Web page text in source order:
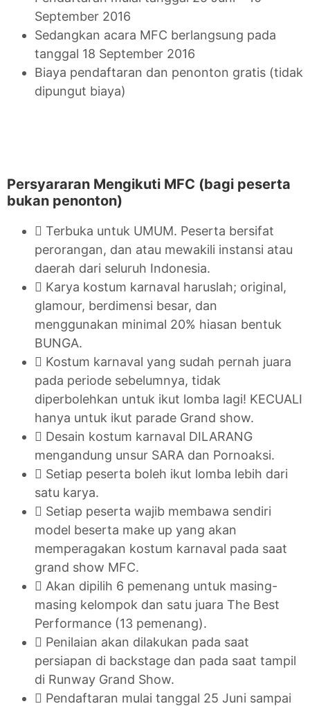
September 2016
Sedangkan acara MFC berlangsung pada
tanggal 18 September 2016
Biaya pendaftaran dan penonton gratis (tidak
dipungut biaya)
Persyararan Mengikuti MFC (bagi peserta
bukan penonton)
 Terbuka untuk UMUM. Peserta bersifat
perorangan, dan atau mewakili instansi atau
daerah dari seluruh Indonesia.
 Karya kostum karnaval haruslah; original,
glamour, berdimensi besar, dan
menggunakan minimal 20% hiasan bentuk
BUNGA.
 Kostum karnaval yang sudah pernah juara
pada periode sebelumnya, tidak
diperbolehkan untuk ikut lomba lagi! KECUALI
hanya untuk ikut parade Grand show.
 Desain kostum karnaval DILARANG
mengandung unsur SARA dan Pornoaksi.
 Setiap peserta boleh ikut lomba lebih dari
satu karya.
 Setiap peserta wajib membawa sendiri
model beserta make up yang akan
memperagakan kostum karnaval pada saat
grand show MFC.
 Akan dipilih 6 pemenang untuk masing-
masing kelompok dan satu juara The Best
Performance (13 pemenang).
 Penilaian akan dilakukan pada saat
persiapan di backstage dan pada saat tampil
di Runway Grand Show.
 Pendaftaran mulai tanggal 25 Juni sampai